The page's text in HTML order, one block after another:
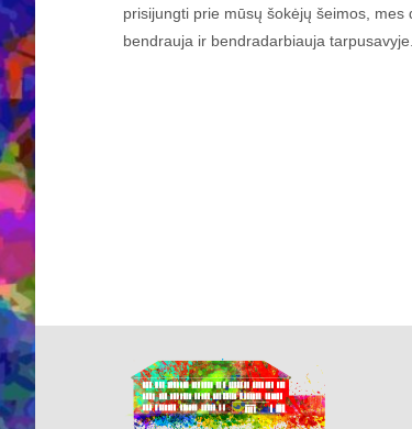
prisijungti prie mūsų šokėjų šeimos,
bendrauja ir bendradarbiauja tarpusavyje.